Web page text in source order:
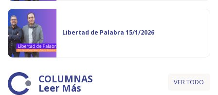
Libertad de Palabra 15/1/2026
COLUMNAS
Leer Más VER TODO